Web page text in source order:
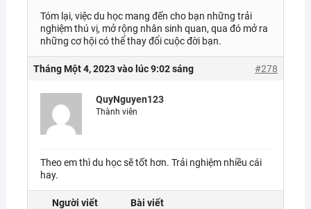
Tóm lại, việc du học mang đến cho bạn những trải
nghiệm thú vị, mở rộng nhân sinh quan, qua đó mở ra
những cơ hội có thể thay đổi cuộc đời bạn.
Tháng Một 4, 2023 vào lúc 9:02 sáng #278
QuyNguyen123
Thành viên
Theo em thì du học sẽ tốt hơn. Trải nghiệm nhiều cái
hay.
Người viết Bài viết